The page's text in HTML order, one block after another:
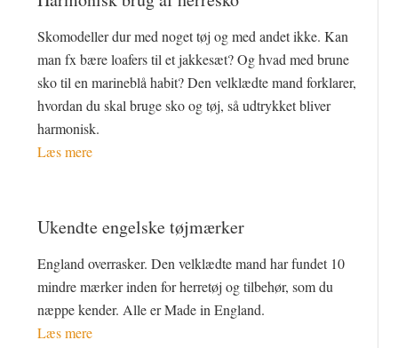
Skomodeller dur med noget tøj og med andet ikke. Kan
man fx bære loafers til et jakkesæt? Og hvad med brune
sko til en marineblå habit? Den velklædte mand forklarer,
hvordan du skal bruge sko og tøj, så udtrykket bliver
harmonisk.
Læs mere
Ukendte engelske tøjmærker
England overrasker. Den velklædte mand har fundet 10
mindre mærker inden for herretøj og tilbehør, som du
næppe kender. Alle er Made in England.
Læs mere